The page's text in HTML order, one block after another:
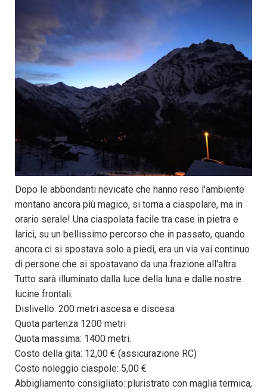
Dopo le abbondanti nevicate che hanno reso l'ambiente
montano ancora più magico, si torna a ciaspolare, ma in
orario serale! Una ciaspolata facile tra case in pietra e
larici, su un bellissimo percorso che in passato, quando
ancora ci si spostava solo a piedi, era un via vai continuo
di persone che si spostavano da una frazione all'altra.
Tutto sarà illuminato dalla luce della luna e dalle nostre
lucine frontali.
Dislivello: 200 metri ascesa e discesa
Quota partenza 1200 metri
Quota massima: 1400 metri.
Costo della gita: 12,00 € (assicurazione RC)
Costo noleggio ciaspole: 5,00 €
Abbigliamento consigliato: pluristrato con maglia termica,